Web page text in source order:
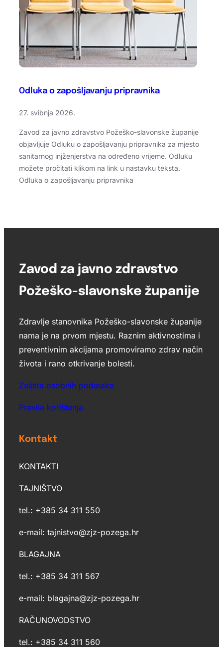
Odluka o zapošljavanju pripravnika
27. svibnja 2026.
Zavod za javno zdravstvo Požeško-slavonske županije
objavljuje Odluku o zapošljavanju pripravnika za mjesto
sanitarnog injženjerstva na određeno vrijeme. Odluku
možete pročitati klikom na link u nastavku teksta.
Odluka o zapošljavanju pripravnika
Zavod za javno zdravstvo
Požeško-slavonske županije
Zdravlje stanovnika Požeško-slavonske županije
nama je na prvom mjestu. Raznim aktivnostima i
preventivnim akcijama promoviramo zdrav način
života i rano otkrivanje bolesti.
Zaštita osobnih podataka
Pravila korištenja
Kontakt
KONTAKTI
TAJNIŠTVO
tel.: +385 34 311 550
e-mail: tajnistvo@zjz-pozega.hr
BLAGAJNA
tel.: +385 34 311 567
e-mail: blagajna@zjz-pozega.hr
RAČUNOVODSTVO
tel.: +385 34 311 560